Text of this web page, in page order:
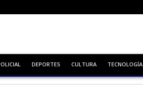
DEPORTES CULTURA TECNOLOGÍA